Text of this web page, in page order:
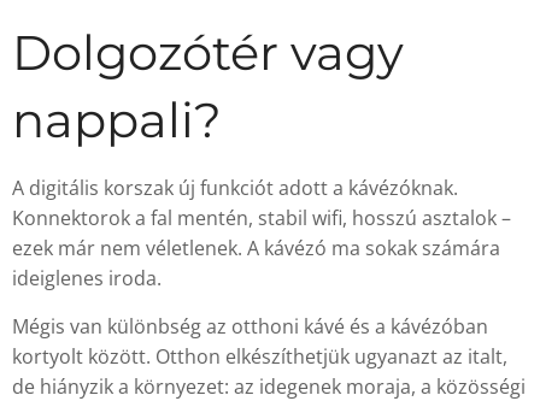
Dolgozótér vagy
nappali?
A digitális korszak új funkciót adott a kávézóknak.
Konnektorok a fal mentén, stabil wifi, hosszú asztalok –
ezek már nem véletlenek. A kávézó ma sokak számára
ideiglenes iroda.
Mégis van különbség az otthoni kávé és a kávézóban
kortyolt között. Otthon elkészíthetjük ugyanazt az italt,
de hiányzik a környezet: az idegenek moraja, a közösségi